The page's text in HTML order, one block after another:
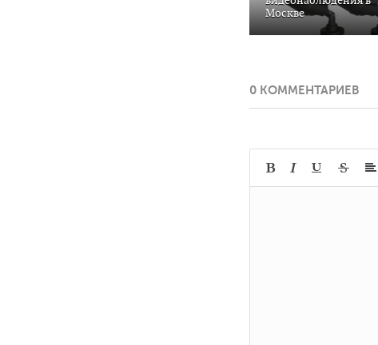
Москве
0 КОММЕНТАРИЕВ